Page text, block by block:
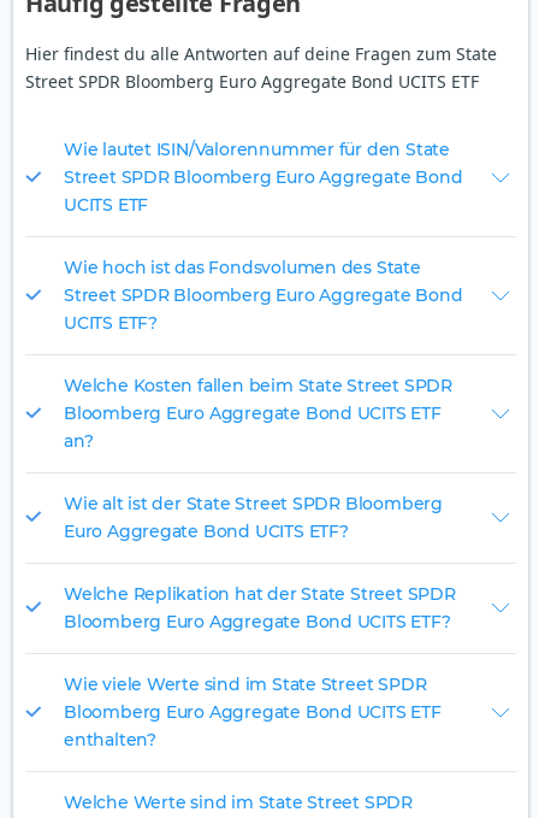
Hier findest du alle Antworten auf deine Fragen zum State
Street SPDR Bloomberg Euro Aggregate Bond UCITS ETF
Wie lautet ISIN/Valorennummer für den State
Street SPDR Bloomberg Euro Aggregate Bond
UCITS ETF
Wie hoch ist das Fondsvolumen des State
Street SPDR Bloomberg Euro Aggregate Bond
UCITS ETF?
Welche Kosten fallen beim State Street SPDR
Bloomberg Euro Aggregate Bond UCITS ETF
an?
Wie alt ist der State Street SPDR Bloomberg
Euro Aggregate Bond UCITS ETF?
Welche Replikation hat der State Street SPDR
Bloomberg Euro Aggregate Bond UCITS ETF?
Wie viele Werte sind im State Street SPDR
Bloomberg Euro Aggregate Bond UCITS ETF
enthalten?
Welche Werte sind im State Street SPDR